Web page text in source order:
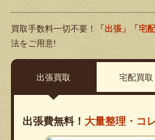
買取手数料一切不要！ 「出張」「宅
法をご用意!
出張買取 宅配買取
出張費無料！ 大量整理・コ